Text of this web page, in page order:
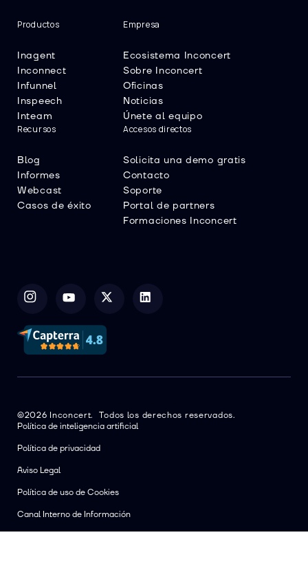
Productos
Inagent
Inconnect
Infunnel
Inspeech
Inteam
Empresa
Ecosistema Inconcert
Sobre Inconcert
Oficinas
Noticias
Únete al equipo
Recursos
Blog
Informes
Webcast
Casos de éxito
Accesos directos
Solicita una demo gratis
Contacto
Soporte
Portal de partners
Formaciones Inconcert
©2026 Inconcert. Todos los derechos reservados.
Política de inteligencia artificial
Política de privacidad
Aviso Legal
Política de uso de Cookies
Canal Interno de Información